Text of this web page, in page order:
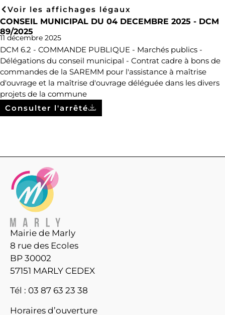
Voir les affichages légaux
CONSEIL MUNICIPAL DU 04 DECEMBRE 2025 - DCM
89/2025
11 décembre 2025
DCM 6.2 - COMMANDE PUBLIQUE - Marchés publics -
Délégations du conseil municipal - Contrat cadre à bons de
commandes de la SAREMM pour l'assistance à maîtrise
d'ouvrage et la maîtrise d'ouvrage déléguée dans les divers
projets de la commune
Consulter l'arrêté
Mairie de Marly
8 rue des Ecoles
BP 30002
57151 MARLY CEDEX
Tél : 03 87 63 23 38
Horaires d’ouverture